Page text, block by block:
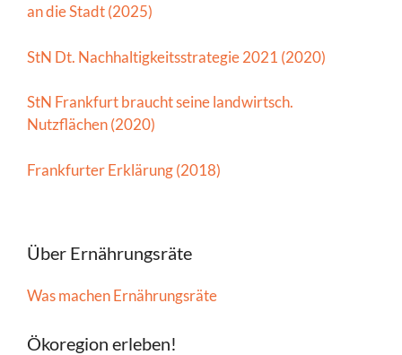
an die Stadt (2025)
StN Dt. Nachhaltigkeitsstrategie 2021 (2020)
StN Frankfurt braucht seine landwirtsch.
Nutzflächen (2020)
Frankfurter Erklärung (2018)
Über Ernährungsräte
Was machen Ernährungsräte
Ökoregion erleben!